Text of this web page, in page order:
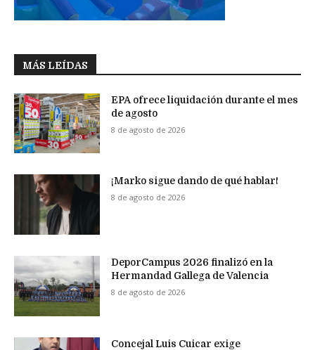
MÁS LEÍDAS
EPA ofrece liquidación durante el mes
de agosto
8 de agosto de 2026
¡Marko sigue dando de qué hablar!
8 de agosto de 2026
DeporCampus 2026 finalizó en la
Hermandad Gallega de Valencia
8 de agosto de 2026
Concejal Luis Cuicar exige